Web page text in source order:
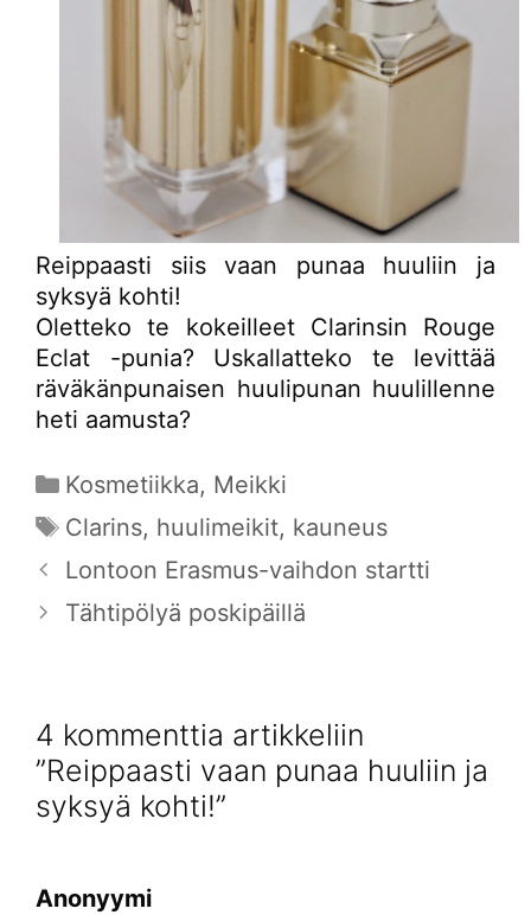
Reippaasti siis vaan punaa huuliin ja
syksyä kohti!
Oletteko te kokeilleet Clarinsin Rouge
Eclat -punia? Uskallatteko te levittää
räväkänpunaisen huulipunan huulillenne
heti aamusta?
Kategoriat
Kosmetiikka, Meikki
Avainsanat
Clarins, huulimeikit, kauneus
Lontoon Erasmus-vaihdon startti
Tähtipölyä poskipäillä
4 kommenttia artikkeliin
”Reippaasti vaan punaa huuliin ja
syksyä kohti!”
Anonyymi